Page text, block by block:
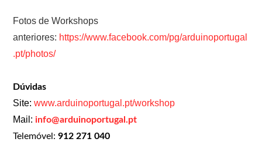
Fotos de Workshops
anteriores: https://www.facebook.com/pg/arduinoportugal
.pt/photos/
Dúvidas
Site:www.arduinoportugal.pt/workshop
Mail:info@arduinoportugal.pt
Telemóvel: 912 271 040